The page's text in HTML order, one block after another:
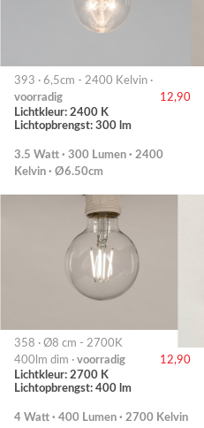
393 · 6,5cm - 2400 Kelvin ·
voorradig
12,90
Lichtkleur: 2400 K
Lichtopbrengst: 300 lm
3.5 Watt · 300 Lumen · 2400
Kelvin · Ø6.50cm
358 · Ø8 cm - 2700K
400lm dim · voorradig
12,90
Lichtkleur: 2700 K
Lichtopbrengst: 400 lm
4 Watt · 400 Lumen · 2700 Kelvin